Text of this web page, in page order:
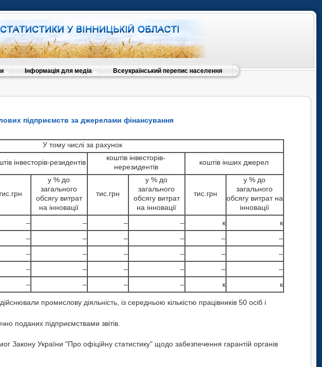
Інформація для медіа Всеукраїнський перепис населення
підприємств за джерелами фінансування
У тому числі за рахунок
інвесторів-резидентів
коштів інвесторів-
нерезидентів
коштів інших джерел
у % до
загального
обсягу витрат
на інновації
тис.грн
у % до
загального
обсягу витрат
на інновації
тис.грн
у % до
загального
обсягу витрат на
інновації
– – – – к
к
– – – – –
–
– – – – –
–
– – – – –
–
– – – – к к
промислову діяльність, із середньою кількістю працівників 50 осіб і
поданих підприємствами звітів.
України "Про офіційну статистику" щодо забезпечення гарантій органів